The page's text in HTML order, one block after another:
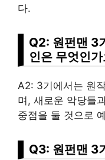
다.
Q2: 원펀맨 3
인은 무엇인
A2: 3기에서는 원
며, 새로운 악당들
중점을 둘 것으로
Q3: 원펀맨 3